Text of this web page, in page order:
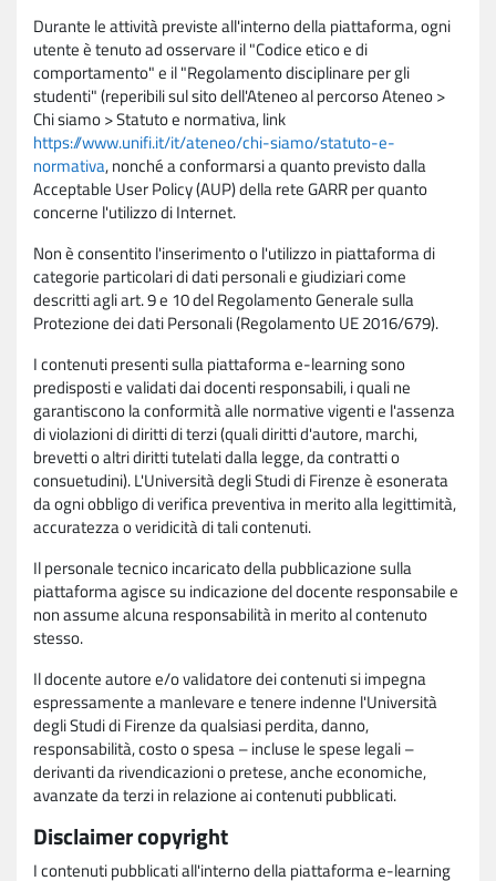
Durante le attività previste all'interno della piattaforma, ogni
utente è tenuto ad osservare il "Codice etico e di
comportamento" e il "Regolamento disciplinare per gli
studenti" (reperibili sul sito dell'Ateneo al percorso Ateneo >
Chi siamo > Statuto e normativa, link
https://www.unifi.it/it/ateneo/chi-siamo/statuto-e-
normativa, nonché a conformarsi a quanto previsto dalla
Acceptable User Policy (AUP) della rete GARR per quanto
concerne l'utilizzo di Internet.
Non è consentito l'inserimento o l'utilizzo in piattaforma di
categorie particolari di dati personali e giudiziari come
descritti agli art. 9 e 10 del Regolamento Generale sulla
Protezione dei dati Personali (Regolamento UE 2016/679).
I contenuti presenti sulla piattaforma e-learning sono
predisposti e validati dai docenti responsabili, i quali ne
garantiscono la conformità alle normative vigenti e l'assenza
di violazioni di diritti di terzi (quali diritti d'autore, marchi,
brevetti o altri diritti tutelati dalla legge, da contratti o
consuetudini). L'Università degli Studi di Firenze è esonerata
da ogni obbligo di verifica preventiva in merito alla legittimità,
accuratezza o veridicità di tali contenuti.
Il personale tecnico incaricato della pubblicazione sulla
piattaforma agisce su indicazione del docente responsabile e
non assume alcuna responsabilità in merito al contenuto
stesso.
Il docente autore e/o validatore dei contenuti si impegna
espressamente a manlevare e tenere indenne l'Università
degli Studi di Firenze da qualsiasi perdita, danno,
responsabilità, costo o spesa – incluse le spese legali –
derivanti da rivendicazioni o pretese, anche economiche,
avanzate da terzi in relazione ai contenuti pubblicati.
Disclaimer copyright
I contenuti pubblicati all'interno della piattaforma e-learning